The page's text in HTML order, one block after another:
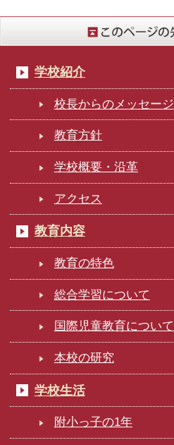
学校紹介
校長からのメッセージ
教育方針
学校概要・沿革
アクセス
教育内容
教育の特色
総合学習について
国際児童教育について
本校の研究
学校生活
附小っ子の1年